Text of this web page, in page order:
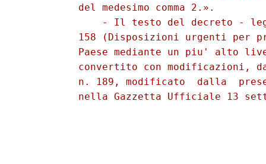
          del medesimo comma 2.».
- Il testo del decreto -
158 (Disposizioni urgenti per
Paese mediante un piu' alto
convertito con modificazioni,
n. 189, modificato  dalla